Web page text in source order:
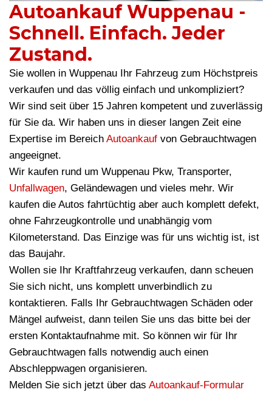
Autoankauf Wuppenau -
Schnell. Einfach. Jeder
Zustand.
Sie wollen in Wuppenau Ihr Fahrzeug zum Höchstpreis
verkaufen und das völlig einfach und unkompliziert?
Wir sind seit über 15 Jahren kompetent und zuverlässig
für Sie da. Wir haben uns in dieser langen Zeit eine
Expertise im Bereich Autoankauf von Gebrauchtwagen
angeeignet.
Wir kaufen rund um Wuppenau Pkw, Transporter,
Unfallwagen, Geländewagen und vieles mehr. Wir
kaufen die Autos fahrtüchtig aber auch komplett defekt,
ohne Fahrzeugkontrolle und unabhängig vom
Kilometerstand. Das Einzige was für uns wichtig ist, ist
das Baujahr.
Wollen sie Ihr Kraftfahrzeug verkaufen, dann scheuen
Sie sich nicht, uns komplett unverbindlich zu
kontaktieren. Falls Ihr Gebrauchtwagen Schäden oder
Mängel aufweist, dann teilen Sie uns das bitte bei der
ersten Kontaktaufnahme mit. So können wir für Ihr
Gebrauchtwagen falls notwendig auch einen
Abschleppwagen organisieren.
Melden Sie sich jetzt über das Autoankauf-Formular